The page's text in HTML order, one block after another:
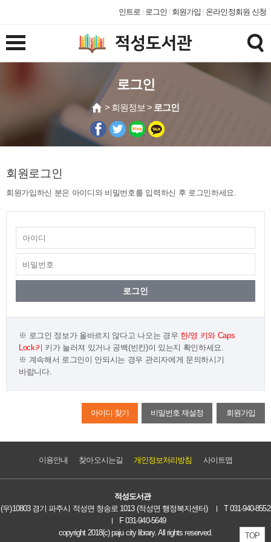
인트로 로그인 회원가입 온라인정회원 신청
로그인
> 회원정보 > 로그인
회원로그인
회원가입하신 분은 아이디와 비밀번호를 입력하신 후 로그인하세요.
로그인 정보가 올바르지 않다고 나오는 경우 한/영 키와 Caps
Lock키 키가 눌러져 있거나 공백(빈칸)이 있는지 확인하세요.
계속해서 로그인이 안되시는 경우 관리자에게 문의하시기
바랍니다.
아이디 찾기 비밀번호 재설정 회원가입
TOP
이용안내 찾아오시는길 개인정보처리방침 사이트맵
적성도서관
(우)10803 경기 파주시 적성면 청송로 1013 (적성면 행정복지센터)
T 031-940-8552
F 031-940-5649
copyright 2018(c) paju city library. All rights reserved.